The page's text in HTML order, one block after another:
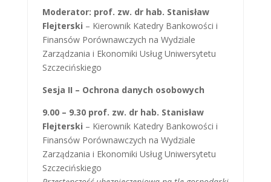
Moderator: prof. zw. dr hab. Stanisław
Flejterski – Kierownik Katedry Bankowości i
Finansów Porównawczych na Wydziale
Zarządzania i Ekonomiki Usług Uniwersytetu
Szczecińskiego
Sesja II – Ochrona danych osobowych
9.00 – 9.30 prof. zw. dr hab. Stanisław
Flejterski – Kierownik Katedry Bankowości i
Finansów Porównawczych na Wydziale
Zarządzania i Ekonomiki Usług Uniwersytetu
Szczecińskiego